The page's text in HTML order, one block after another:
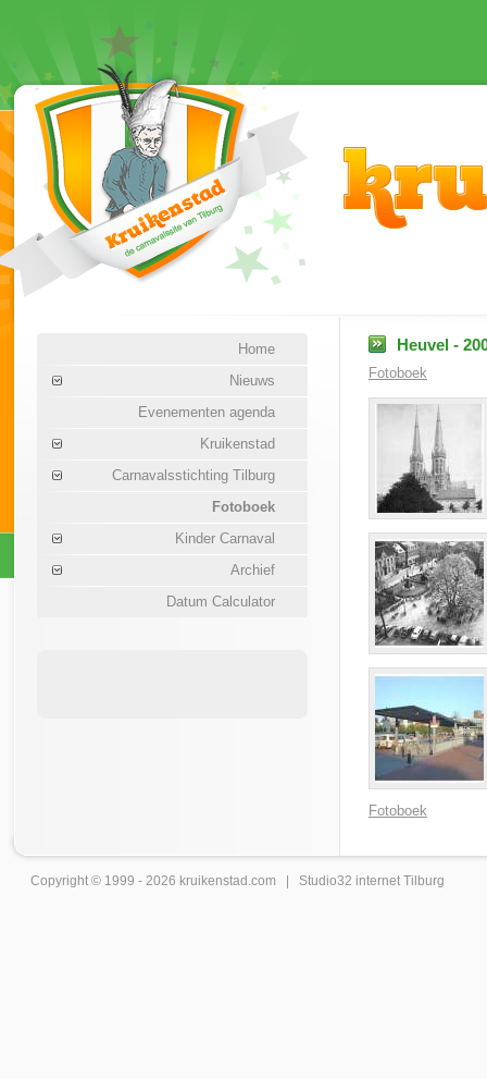
Home
Nieuws
Evenementen agenda
Kruikenstad
Carnavalsstichting Tilburg
Fotoboek
Kinder Carnaval
Archief
Datum Calculator
Heuvel -
Fotoboek
Fotoboek
Copyright © 1999 - 2026 kruikenstad .com | Studio32 internet Tilburg